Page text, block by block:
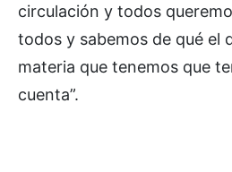
circulación y todos
todos y sabemos de qué el
materia que tenemos que
cuenta”.